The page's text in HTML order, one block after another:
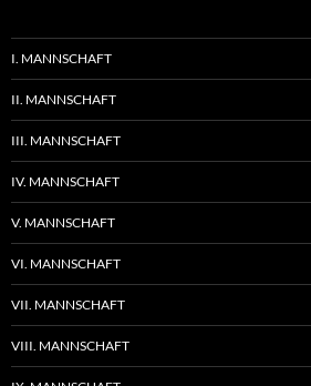
I. MANNSCHAFT
II. MANNSCHAFT
III. MANNSCHAFT
IV. MANNSCHAFT
V. MANNSCHAFT
VI. MANNSCHAFT
VII. MANNSCHAFT
VIII. MANNSCHAFT